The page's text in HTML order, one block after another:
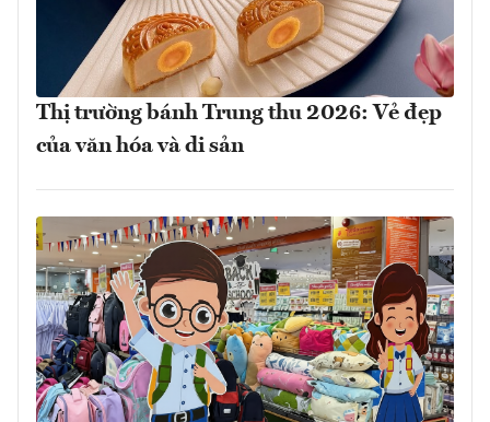
Thị trường bánh Trung thu 2026: Vẻ đẹp
của văn hóa và di sản